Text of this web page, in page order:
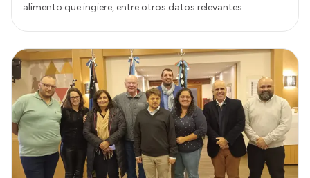
alimento que ingiere, entre otros datos relevantes.